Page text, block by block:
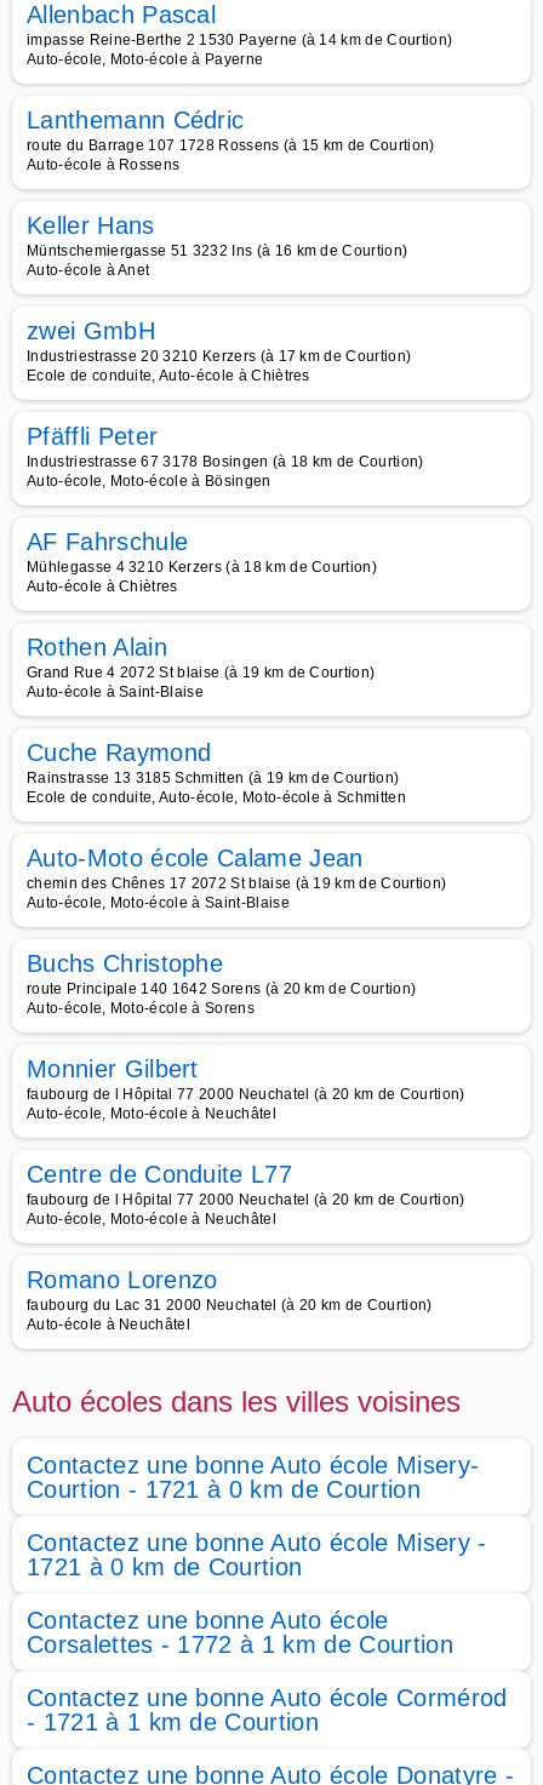
Allenbach Pascal
impasse Reine-Berthe 2 1530 Payerne (à 14 km de Courtion)
Auto-école, Moto-école à Payerne
Lanthemann Cédric
route du Barrage 107 1728 Rossens (à 15 km de Courtion)
Auto-école à Rossens
Keller Hans
Müntschemiergasse 51 3232 Ins (à 16 km de Courtion)
Auto-école à Anet
zwei GmbH
Industriestrasse 20 3210 Kerzers (à 17 km de Courtion)
Ecole de conduite, Auto-école à Chiètres
Pfäffli Peter
Industriestrasse 67 3178 Bosingen (à 18 km de Courtion)
Auto-école, Moto-école à Bösingen
AF Fahrschule
Mühlegasse 4 3210 Kerzers (à 18 km de Courtion)
Auto-école à Chiètres
Rothen Alain
Grand Rue 4 2072 St blaise (à 19 km de Courtion)
Auto-école à Saint-Blaise
Cuche Raymond
Rainstrasse 13 3185 Schmitten (à 19 km de Courtion)
Ecole de conduite, Auto-école, Moto-école à Schmitten
Auto-Moto école Calame Jean
chemin des Chênes 17 2072 St blaise (à 19 km de Courtion)
Auto-école, Moto-école à Saint-Blaise
Buchs Christophe
route Principale 140 1642 Sorens (à 20 km de Courtion)
Auto-école, Moto-école à Sorens
Monnier Gilbert
faubourg de l Hôpital 77 2000 Neuchatel (à 20 km de Courtion)
Auto-école, Moto-école à Neuchâtel
Centre de Conduite L77
faubourg de l Hôpital 77 2000 Neuchatel (à 20 km de Courtion)
Auto-école, Moto-école à Neuchâtel
Romano Lorenzo
faubourg du Lac 31 2000 Neuchatel (à 20 km de Courtion)
Auto-école à Neuchâtel
Auto écoles dans les villes voisines
Contactez une bonne Auto école Misery-
Courtion - 1721 à 0 km de Courtion
Contactez une bonne Auto école Misery -
1721 à 0 km de Courtion
Contactez une bonne Auto école
Corsalettes - 1772 à 1 km de Courtion
Contactez une bonne Auto école Cormérod
- 1721 à 1 km de Courtion
Contactez une bonne Auto école Donatyre -